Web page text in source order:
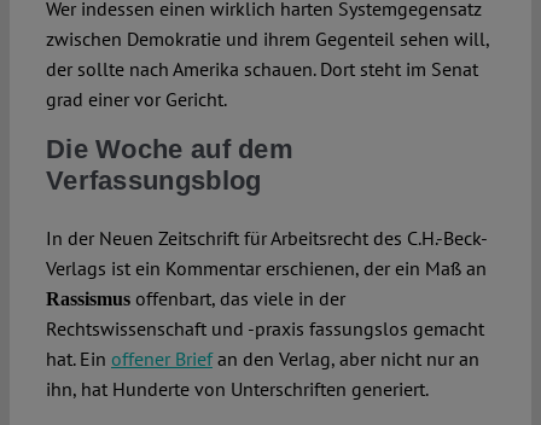
Wer indessen einen wirklich harten Systemgegensatz
zwischen Demokratie und ihrem Gegenteil sehen will,
der sollte nach Amerika schauen. Dort steht im Senat
grad einer vor Gericht.
Die Woche auf dem
Verfassungsblog
In der Neuen Zeitschrift für Arbeitsrecht des C.H.-Beck-
Verlags ist ein Kommentar erschienen, der ein Maß an
Rassismusoffenbart, das viele in der
Rechtswissenschaft und -praxis fassungslos gemacht
hat. Ein offener Briefan den Verlag, aber nicht nur an
ihn, hat Hunderte von Unterschriften generiert.